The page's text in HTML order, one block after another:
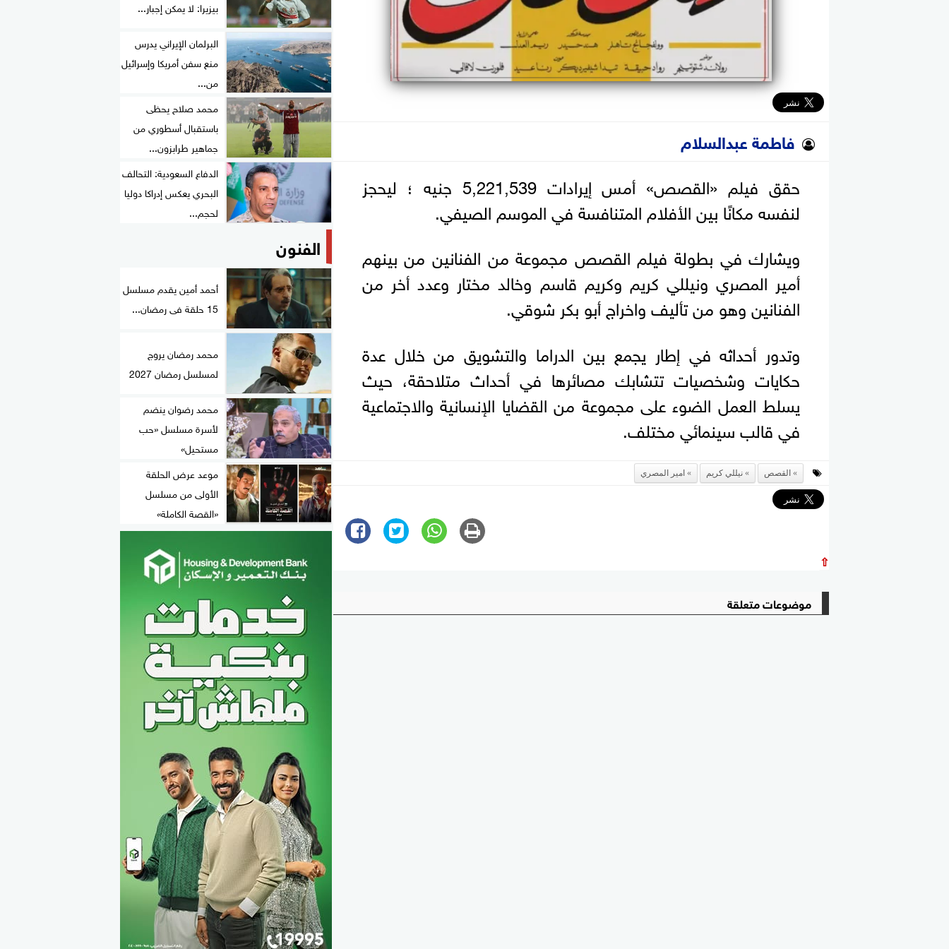
فاطمة عبدالسلام
حقق فيلم «القصص» أمس إيرادات 5,221,539 جنيه ؛ ليحجز
لنفسه مكانًا بين الأفلام المتنافسة في الموسم الصيفي.
ويشارك في بطولة فيلم القصص مجموعة من الفنانين من بينهم
أمير المصري ونيللي كريم وكريم قاسم وخالد مختار وعدد أخر من
الفنانين وهو من تأليف واخراج أبو بكر شوقي.
وتدور أحداثه في إطار يجمع بين الدراما والتشويق من خلال عدة
حكايات وشخصيات تتشابك مصائرها في أحداث متلاحقة، حيث
يسلط العمل الضوء على مجموعة من القضايا الإنسانية والاجتماعية
في قالب سينمائي مختلف.
القصص نيللي كريم امير المصري
⇧
موضوعات متعلقة
بيزيرا: لا يمكن إجبار...
البرلمان الإيراني يدرس
منع سفن أمريكا وإسرائيل
من...
محمد صلاح يحظى
باستقبال أسطوري من
جماهير طرابزون...
الدفاع السعودية: التحالف
البحري يعكس إدراكا دوليا
لحجم...
الفنون
أحمد أمين يقدم مسلسل
15 حلقة فى رمضان...
محمد رمضان يروج
لمسلسل رمضان 2027
محمد رضوان ينضم
لأسرة مسلسل «حب
مستحيل»
موعد عرض الحلقة
الأولى من مسلسل
«القصة الكاملة»